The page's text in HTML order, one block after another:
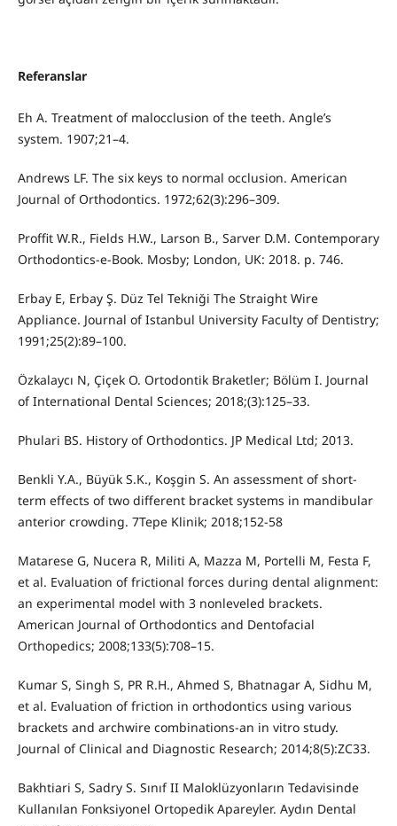
Referanslar
Eh A. Treatment of malocclusion of the teeth. Angle’s
system. 1907;21–4.
Andrews LF. The six keys to normal occlusion. American
Journal of Orthodontics. 1972;62(3):296–309.
Proffit W.R., Fields H.W., Larson B., Sarver D.M. Contemporary
Orthodontics-e-Book. Mosby; London, UK: 2018. p. 746.
Erbay E, Erbay Ş. Düz Tel Tekniği The Straight Wire
Appliance. Journal of Istanbul University Faculty of Dentistry;
1991;25(2):89–100.
Özkalaycı N, Çiçek O. Ortodontik Braketler; Bölüm I. Journal
of International Dental Sciences; 2018;(3):125–33.
Phulari BS. History of Orthodontics. JP Medical Ltd; 2013.
Benkli Y.A., Büyük S.K., Koşgin S. An assessment of short-
term effects of two different bracket systems in mandibular
anterior crowding. 7Tepe Klinik; 2018;152-58
Matarese G, Nucera R, Militi A, Mazza M, Portelli M, Festa F,
et al. Evaluation of frictional forces during dental alignment:
an experimental model with 3 nonleveled brackets.
American Journal of Orthodontics and Dentofacial
Orthopedics; 2008;133(5):708–15.
Kumar S, Singh S, PR R.H., Ahmed S, Bhatnagar A, Sidhu M,
et al. Evaluation of friction in orthodontics using various
brackets and archwire combinations-an in vitro study.
Journal of Clinical and Diagnostic Research; 2014;8(5):ZC33.
Bakhtiari S, Sadry S. Sınıf II Maloklüzyonların Tedavisinde
Kullanılan Fonksiyonel Ortopedik Apareyler. Aydın Dental